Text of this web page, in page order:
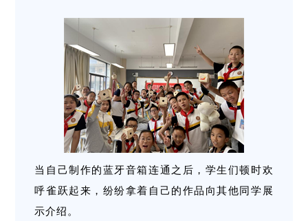
当自己制作的蓝牙音箱连通之后，学生们顿时欢
呼雀跃起来，纷纷拿着自己的作品向其他同学展
示介绍。